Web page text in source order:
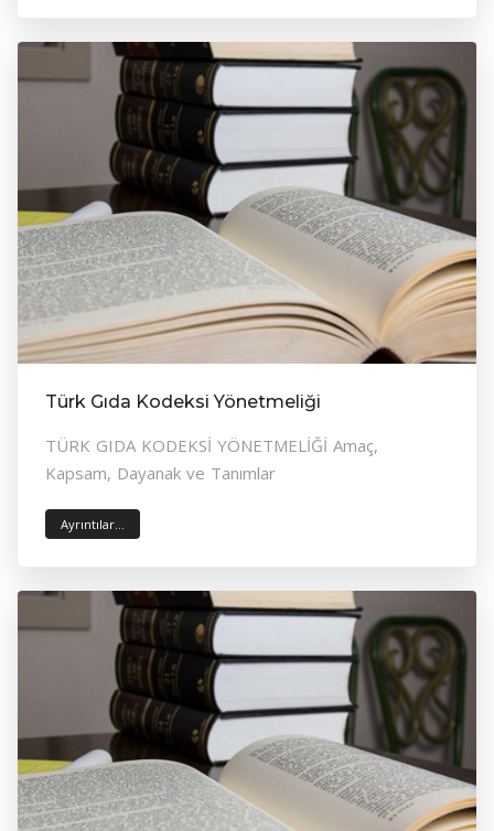
Türk Gıda Kodeksi Yönetmeliği
TÜRK GIDA KODEKSİ YÖNETMELİĞİ Amaç,
Kapsam, Dayanak ve Tanımlar
Ayrıntılar...